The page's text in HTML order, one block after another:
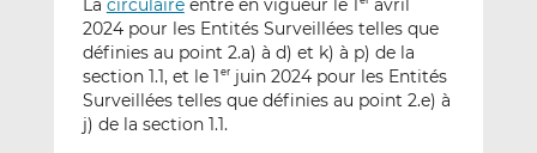
La circulaireentre en vigueur le 1 avril
2024 pour les Entités Surveillées telles que
définies au point 2.a) à d) et k) à p) de la
section 1.1, et le 1 erjuin 2024 pour les Entités
Surveillées telles que définies au point 2.e) à
j) de la section 1.1.